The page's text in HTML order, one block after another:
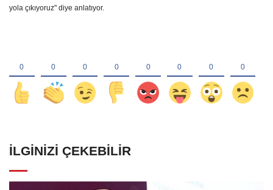
yola çıkıyoruz" diye anlatıyor.
İLGINIZI ÇEKEBILIR